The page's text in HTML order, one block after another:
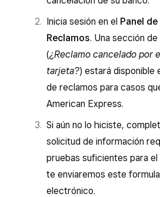
Inicia sesión en el Panel
Reclamos. Una sección
(¿Reclamo cancelado por
tarjeta?) estará disponible
de reclamos para casos
American Express.
Si aún no lo hiciste,
solicitud de información
pruebas suficientes para el
te enviaremos este
electrónico.